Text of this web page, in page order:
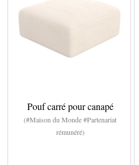
Pouf carré pour canapé
(#Maison du Monde #Partenariat
rémunéré)